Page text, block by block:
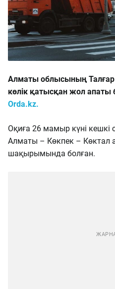
Алматы облысының
көлік қатысқан жол
Orda.kz.
Оқиға 26 мамыр күні кешкі
Алматы – Көкпек – Көктал
шақырымында болған.